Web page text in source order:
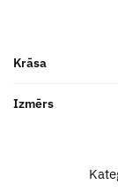
Krāsa
Izmērs